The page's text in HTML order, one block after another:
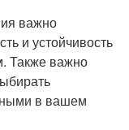
важно
и устойчивость
Также важно
в вашем